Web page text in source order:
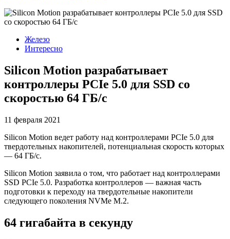
Железо
Интересно
Silicon Motion разрабатывает
контроллеры PCIe 5.0 для SSD со
скоростью 64 ГБ/с
11 февраля 2021
Silicon Motion ведет работу над контроллерами PCIe 5.0 для
твердотельных накопителей, потенциальная скорость которых
— 64 ГБ/с.
Silicon Motion заявила о том, что работает над контроллерами
SSD PCIe 5.0. Разработка контроллеров — важная часть
подготовки к переходу на твердотельные накопители
следующего поколения NVMe M.2.
64 гигабайта в секунду